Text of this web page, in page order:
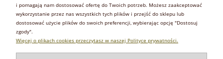
i pomagają nam dostosować ofertę do Twoich potrzeb. Możesz zaakceptować
wykorzystanie przez nas wszystkich tych plików i przejść do sklepu lub
dostosować użycie plików do swoich preferencji, wybierając opcję "Dostosuj
zgody".
Więcej o plikach cookies przeczytasz w naszej Polityce prywatności.